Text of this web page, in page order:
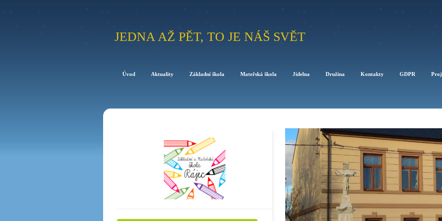
JEDNA AŽ PĚT, TO JE NÁŠ SVĚT
Úvod Aktuality Základní škola Mateřská škola Jídelna Družina Kontakty GDPR